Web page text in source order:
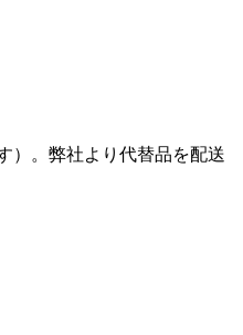
）。弊社より代替品を配送